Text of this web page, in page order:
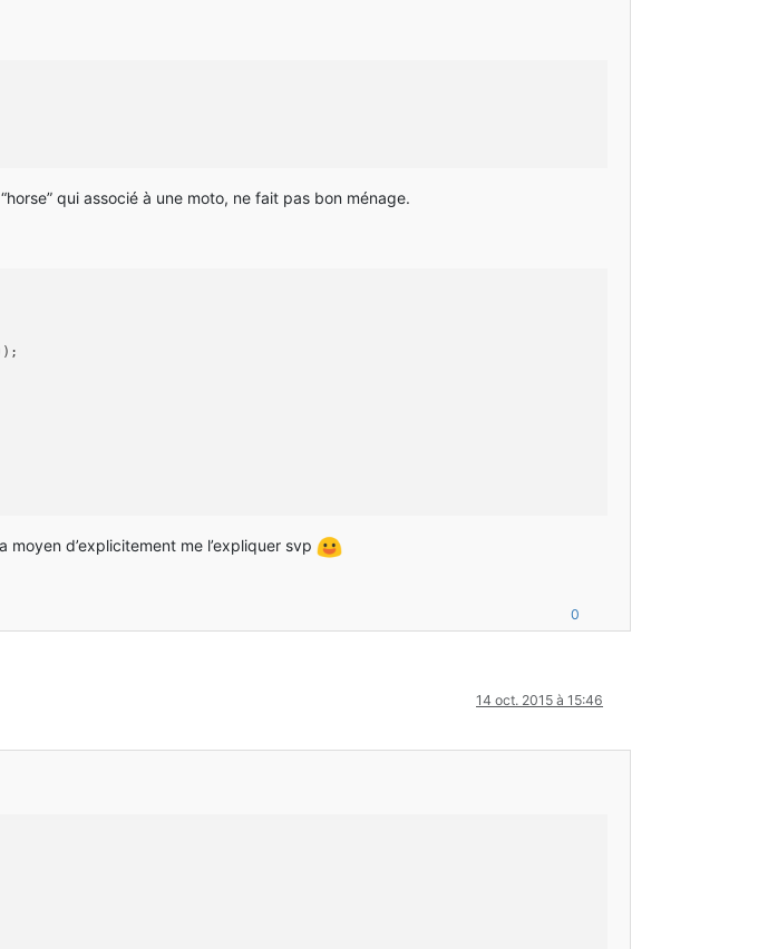
qui associé à une moto, ne fait pas bon ménage.
d’explicitement me l’expliquer svp
0
14 oct. 2015 à 15:46